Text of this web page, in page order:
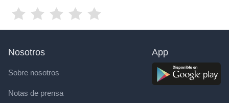
Nosotros
Sobre nosotros
Notas de prensa
App